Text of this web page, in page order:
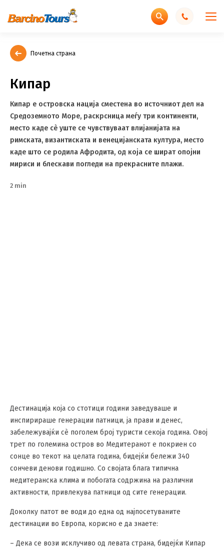
Почетна страна
Кипар
Кипар е островска нација сместена во источниот дел на
Средоземното Море, раскрсница меѓу три континенти,
место каде сè уште се чувствуваат влијанијата на
римската, византиската и венецијанската култура, место
каде што се родила Афродита, од која се шират опојни
мириси и блескави погледи на прекрасните плажи.
2 min
Дестинација која со стотици години заведуваше и
инспирираше генерации патници, ја прави и денес,
забележувајќи сè поголем број туристи секоја година. Овој
трет по големина остров во Медитеранот е покриен со
сонце во текот на целата година, бидејќи бележи 340
сончеви денови годишно. Со својата блага типична
медитеранска клима и побогата содржина на различни
активности, привлекува патници од сите генерации.
Доколку патот ве води до една од најпосетуваните
дестинации во Европа, корисно е да знаете:
– Дека се ​​вози исклучиво од левата страна, бидејќи Кипар